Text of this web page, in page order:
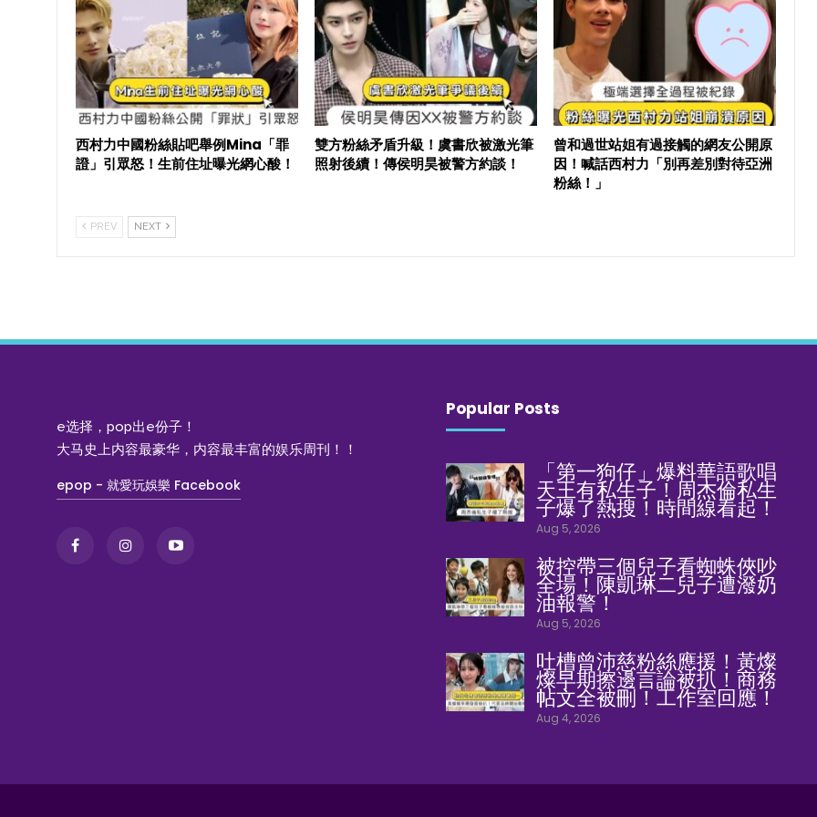
西村力中國粉絲貼吧舉例Mina「罪
證」引眾怒！生前住址曝光網心酸！
雙方粉絲矛盾升級！虞書欣被激光筆
照射後續！傳侯明昊被警方約談！
曾和過世站姐有過接觸的網友公開原
因！喊話西村力「別再差別對待亞洲
粉絲！」
PREV NEXT
e选择，pop出e份子！
大马史上内容最豪华，内容最丰富的娱乐周刊！！
epop - 就愛玩娛樂 Facebook
Popular Posts
「第一狗仔」爆料華語歌唱
天王有私生子！周杰倫私生
子爆了熱搜！時間線看起！
Aug 5, 2026
被控帶三個兒子看蜘蛛俠吵
全場！陳凱琳二兒子遭潑奶
油報警！
Aug 5, 2026
吐槽曾沛慈粉絲應援！黃燦
燦早期擦邊言論被扒！商務
帖文全被刪！工作室回應！
Aug 4, 2026